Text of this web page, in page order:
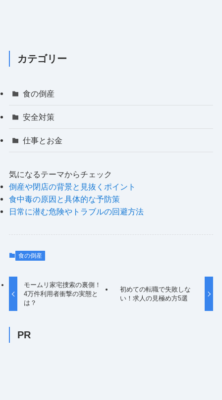
カテゴリー
食の倒産
安全対策
仕事とお金
気になるテーマからチェック
倒産や閉店の背景と見抜くポイント
食中毒の原因と具体的な予防策
日常に潜む危険やトラブルの回避方法
食の倒産
モームリ家宅捜索の裏側！
4万件利用者衝撃の実態と
は？
初めての転職で失敗しな
い！求人の見極め方5選
PR